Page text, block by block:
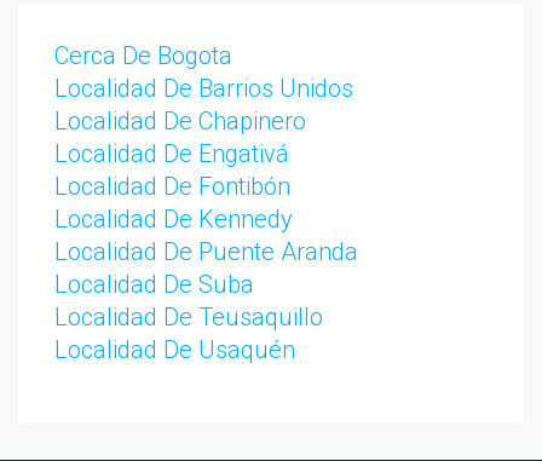
Cerca De Bogota
Localidad De Barrios Unidos
Localidad De Chapinero
Localidad De Engativá
Localidad De Fontibón
Localidad De Kennedy
Localidad De Puente Aranda
Localidad De Suba
Localidad De Teusaquillo
Localidad De Usaquén